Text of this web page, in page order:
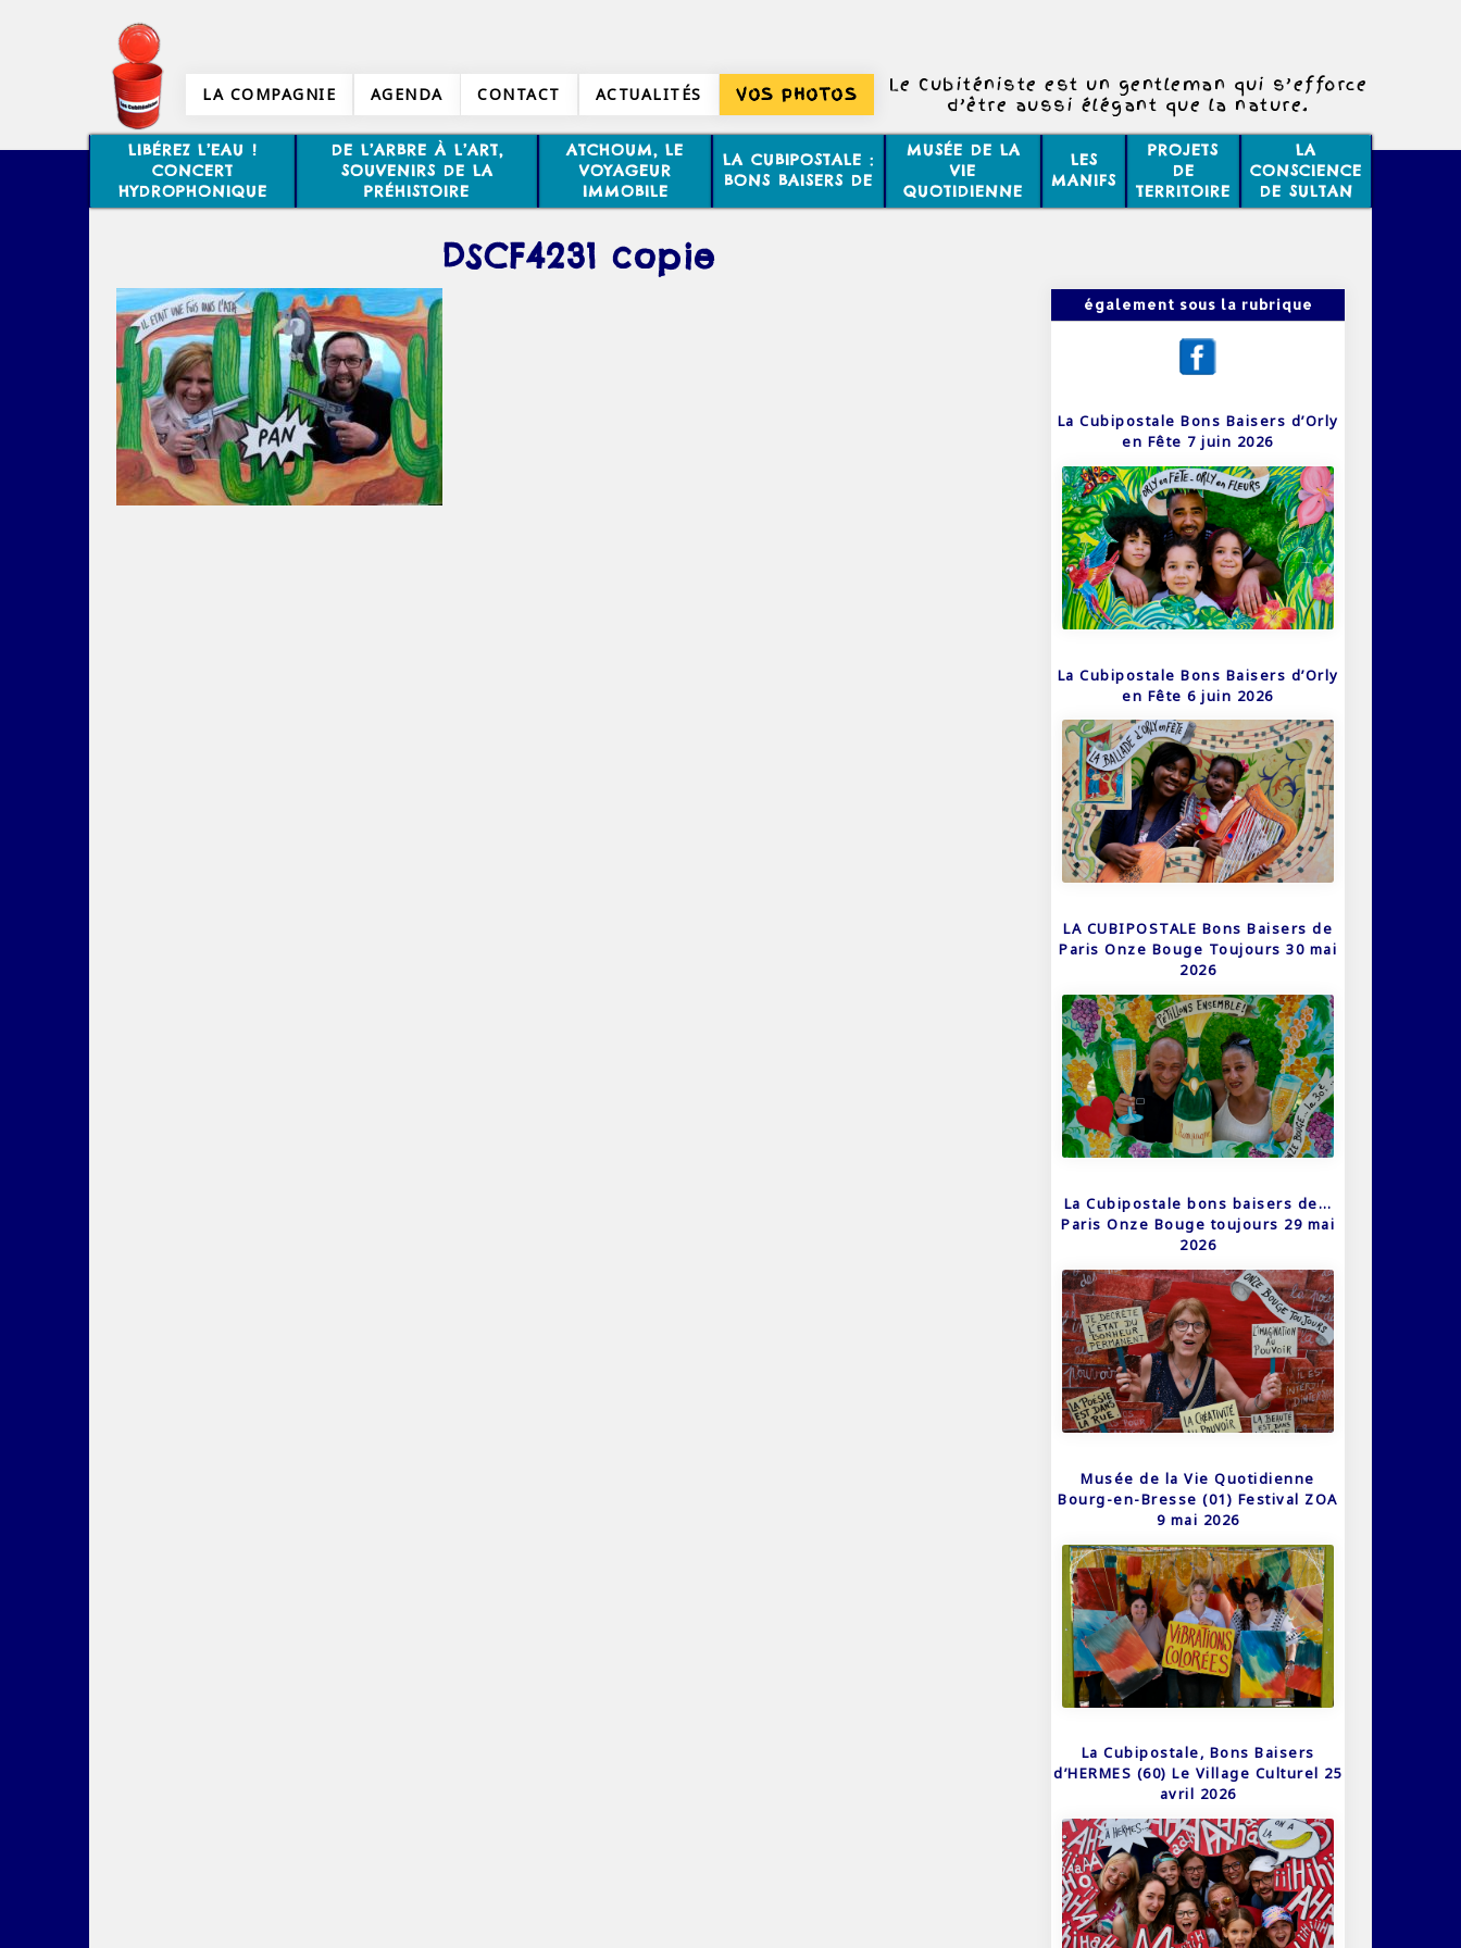
LA COMPAGNIE AGENDA CONTACT ACTUALITÉS VOS PHOTOS
Le Cubiténiste est un gentleman qui s’efforce
d’être aussi élégant que la nature.
LIBÉREZ L’EAU !
CONCERT
HYDROPHONIQUE
DE L’ARBRE À L’ART,
SOUVENIRS DE LA
PRÉHISTOIRE
ATCHOUM, LE
VOYAGEUR
IMMOBILE
LA CUBIPOSTALE :
BONS BAISERS DE
MUSÉE DE LA
VIE
QUOTIDIENNE
LES
MANIFS
PROJETS
DE
TERRITOIRE
LA
CONSCIENCE
DE SULTAN
DSCF4231 copie
également sous la rubrique
La Cubipostale Bons Baisers d’Orly
en Fête 7 juin 2026
La Cubipostale Bons Baisers d’Orly
en Fête 6 juin 2026
LA CUBIPOSTALE Bons Baisers de
Paris Onze Bouge Toujours 30 mai
2026
La Cubipostale bons baisers de…
Paris Onze Bouge toujours 29 mai
2026
Musée de la Vie Quotidienne
Bourg-en-Bresse (01) Festival ZOA
9 mai 2026
La Cubipostale, Bons Baisers
d’HERMES (60) Le Village Culturel 25
avril 2026